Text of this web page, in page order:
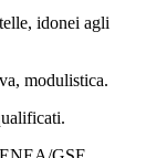
idonei agli
modulistica.